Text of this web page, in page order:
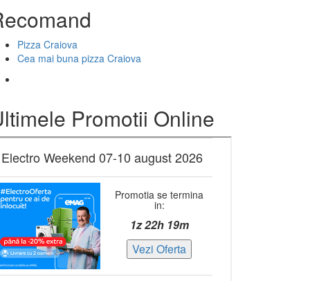
Pizza Craiova
Cea mai buna pizza Craiova
Promotii Online